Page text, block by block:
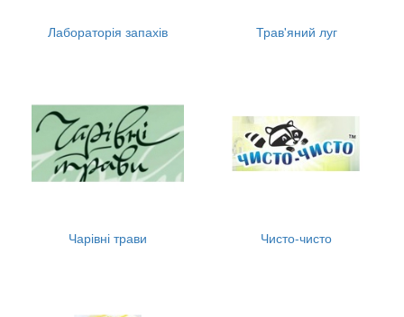
Лабораторія запахів Трав'яний луг
Чарівні трави Чисто-чисто